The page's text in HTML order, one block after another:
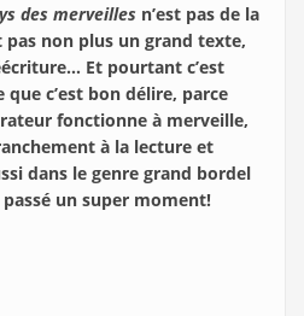
des merveilles n’est pas de la
pas non plus un grand texte,
Et pourtant c’est
c’est bon délire, parce
fonctionne à merveille,
à la lecture et
dans le genre grand bordel
un super moment!